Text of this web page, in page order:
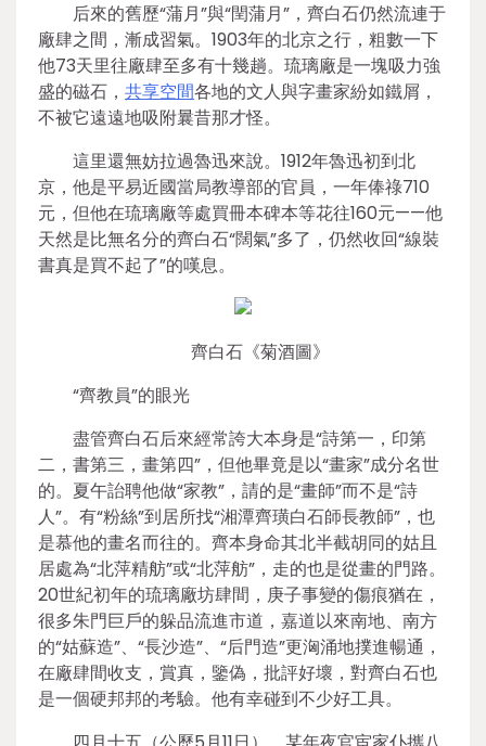
后來的舊歷“蒲月”與“閏蒲月”，齊白石仍然流連于
廠肆之間，漸成習氣。1903年的北京之行，粗數一下
他73天里往廠肆至多有十幾趟。琉璃廠是一塊吸力強
盛的磁石， 共享空間各地的文人與字畫家紛如鐵屑，
不被它遠遠地吸附曩昔那才怪。
這里還無妨拉過魯迅來說。1912年魯迅初到北
京，他是平易近國當局教導部的官員，一年俸祿710
元，但他在琉璃廠等處買冊本碑本等花往160元——他
天然是比無名分的齊白石“闊氣”多了，仍然收回“線裝
書真是買不起了”的嘆息。
齊白石《菊酒圖》
“齊教員”的眼光
盡管齊白石后來經常誇大本身是“詩第一，印第
二，書第三，畫第四”，但他畢竟是以“畫家”成分名世
的。夏午詒聘他做“家教”，請的是“畫師”而不是“詩
人”。有“粉絲”到居所找“湘潭齊璜白石師長教師”，也
是慕他的畫名而往的。齊本身命其北半截胡同的姑且
居處為“北萍精舫”或“北萍舫”，走的也是從畫的門路。
20世紀初年的琉璃廠坊肆間，庚子事變的傷痕猶在，
很多朱門巨戶的躲品流進市道，嘉道以來南地、南方
的“姑蘇造”、“長沙造”、“后門造”更洶涌地撲進暢通，
在廠肆間收支，賞真，鑒偽，批評好壞，對齊白石也
是一個硬邦邦的考驗。他有幸碰到不少好工具。